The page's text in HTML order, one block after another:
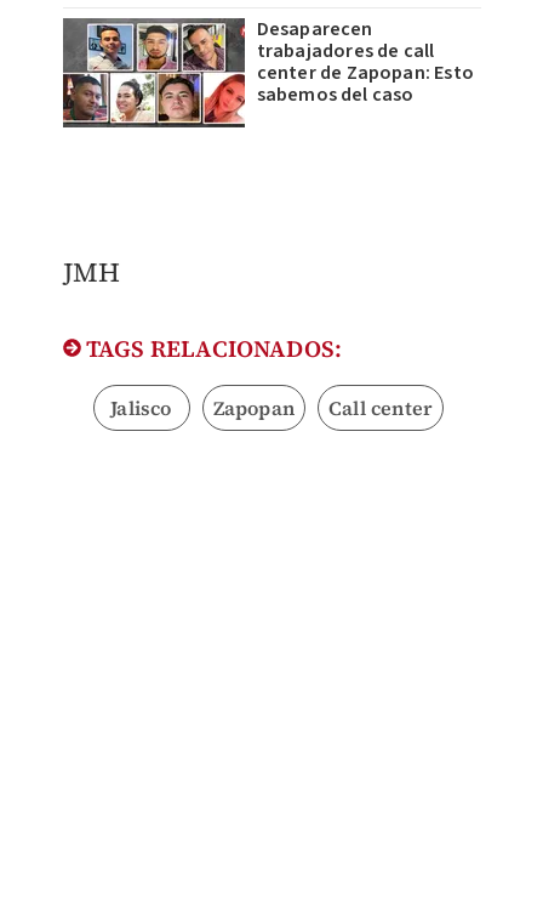
Desaparecen
trabajadores de call
center de Zapopan: Esto
sabemos del caso
JMH
TAGS RELACIONADOS:
Jalisco Zapopan Call center